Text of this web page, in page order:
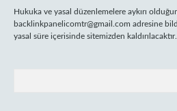
Hukuka ve yasal düzenlemelere aykırı
backlinkpanelicomtr@gmail.com adresine
yasal süre içerisinde sitemizden kaldırılacaktır.